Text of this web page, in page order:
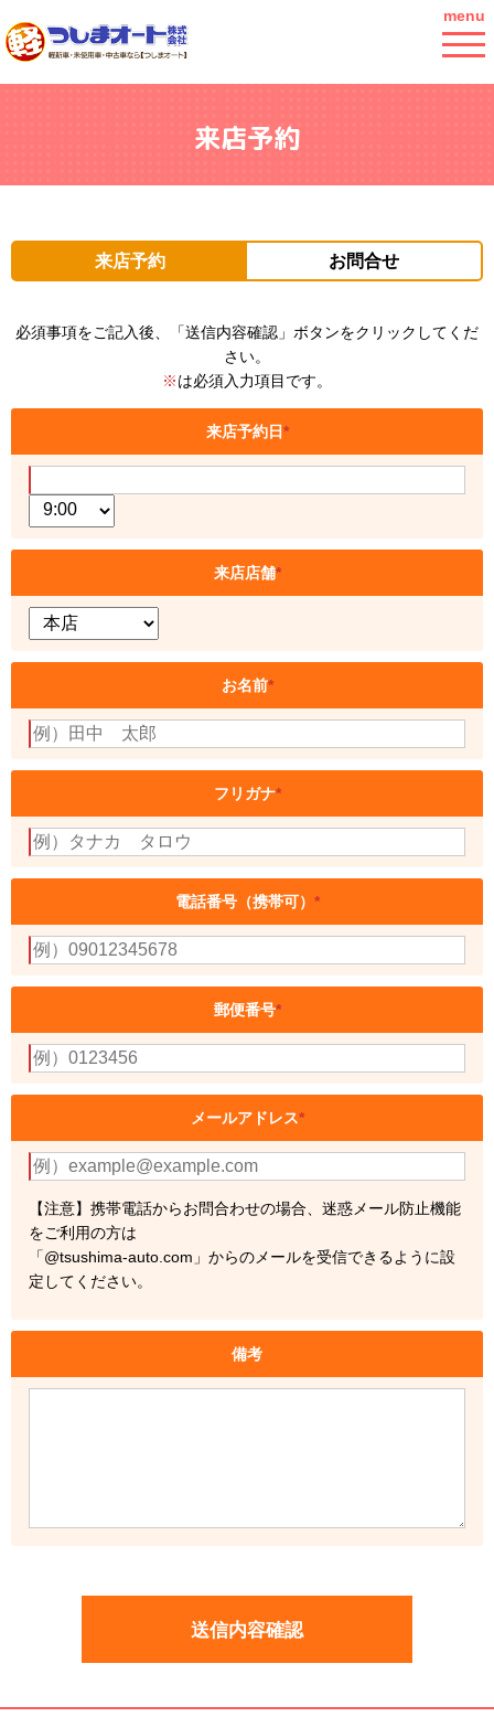
menu
来店予約
来店予約 お問合せ
必須事項をご記入後、「送信内容確認」ボタンをクリックしてくだ
さい。
※は必須入力項目です。
来店予約日*
来店店舗*
お名前*
フリガナ*
電話番号（携帯可） *
郵便番号*
メールアドレス*
【注意】携帯電話からお問合わせの場合、迷惑メール防止機能
をご利用の方は
「@tsushima-auto.com」からのメールを受信できるように設
定してください。
備考